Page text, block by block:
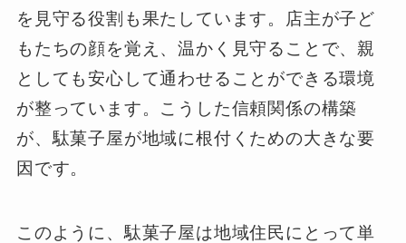
を見守る役割も果たしています。店主が子ど
もたちの顔を覚え、温かく見守ることで、親
としても安心して通わせることができる環境
が整っています。こうした信頼関係の構築
が、駄菓子屋が地域に根付くための大きな要
因です。
このように、駄菓子屋は地域住民にとって単